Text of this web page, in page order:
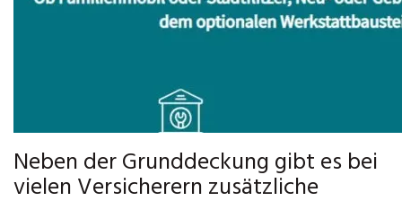
Neben der Grunddeckung gibt es bei
vielen Versicherern zusätzliche